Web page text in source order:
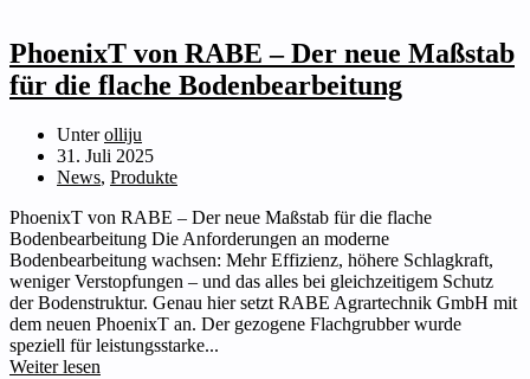
PhoenixT von RABE – Der neue Maßstab
für die flache Bodenbearbeitung
Unter olliju
31. Juli 2025
News, Produkte
PhoenixT von RABE – Der neue Maßstab für die flache
Bodenbearbeitung Die Anforderungen an moderne
Bodenbearbeitung wachsen: Mehr Effizienz, höhere Schlagkraft,
weniger Verstopfungen – und das alles bei gleichzeitigem Schutz
der Bodenstruktur. Genau hier setzt RABE Agrartechnik GmbH mit
dem neuen PhoenixT an. Der gezogene Flachgrubber wurde
speziell für leistungsstarke...
Weiter lesen